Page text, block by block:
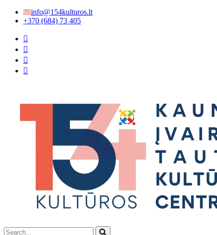
info@154kulturos.lt
+370 (684) 73 405